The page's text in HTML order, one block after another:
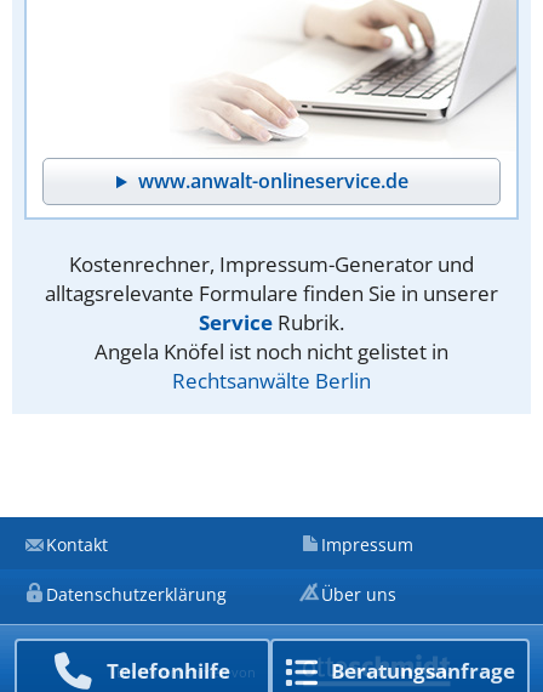
www.anwalt-onlineservice.de
Kostenrechner, Impressum-Generator und
alltagsrelevante Formulare finden Sie in unserer
Service Rubrik.
Angela Knöfel ist noch nicht gelistet in
Rechtsanwälte Berlin
Telefon­hilfe Beratungs­anfrage
Kontakt Impressum
Datenschutzerklärung Über uns
Ein Unternehmen von